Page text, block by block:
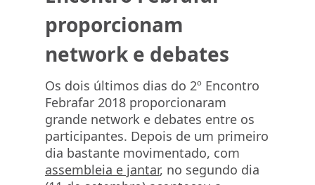
proporcionam
network e debates
Os dois últimos dias do 2º Encontro
Febrafar 2018 proporcionaram
grande network e debates entre os
participantes. Depois de um primeiro
dia bastante movimentado, com
assembleia e jantar, no segundo dia